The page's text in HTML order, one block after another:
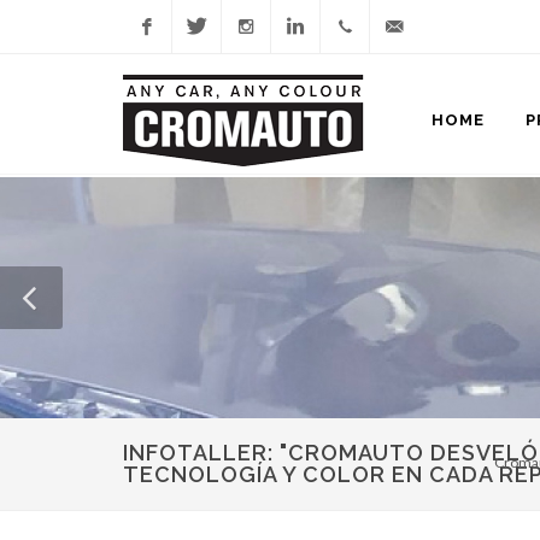
FacebookTwitterInstagramLinkedin945
HOME
INFOTALLER: "CROMAUTO
TECNOLOGÍA Y COLOR EN CADA